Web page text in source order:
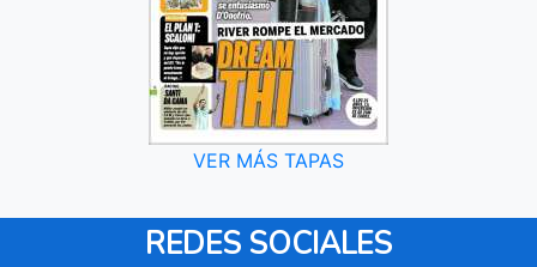
VER MÁS TAPAS
REDES SOCIALES